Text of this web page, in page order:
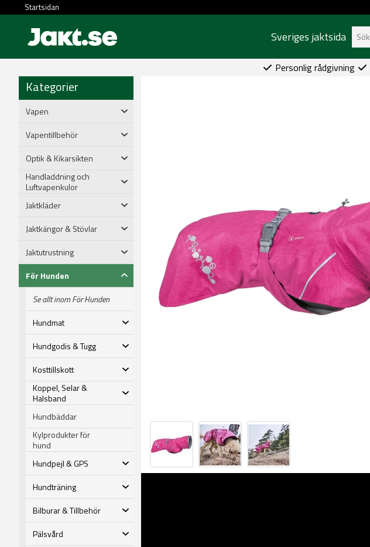
Startsidan
Sveriges jaktsida
Personlig rådgivning
Kategorier
Vapen
Vapentillbehör
Optik & Kikarsikten
Handladdning och
Luftvapenkulor
Jaktkläder
Jaktkängor & Stövlar
Jaktutrustning
För Hunden
Se allt inom För Hunden
Hundmat
Hundgodis & Tugg
Kosttillskott
Koppel, Selar &
Halsband
Hundbäddar
Kylprodukter för
hund
Hundpejl & GPS
Hundträning
Bilburar & Tillbehör
Pälsvård